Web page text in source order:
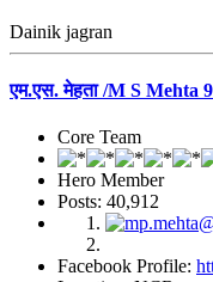
Dainik jagran
एम.एस. मेहता /M S Mehta
Core Team
Hero Member
Posts: 40,912
Facebook Profile: